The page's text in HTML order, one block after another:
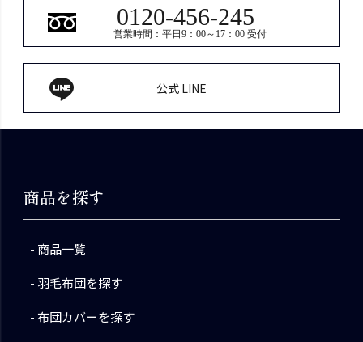
0120-456-245
営業時間：平日9：00～17：00 受付
公式 LINE
商品を探す
商品一覧
羽毛布団を探す
布団カバーを探す